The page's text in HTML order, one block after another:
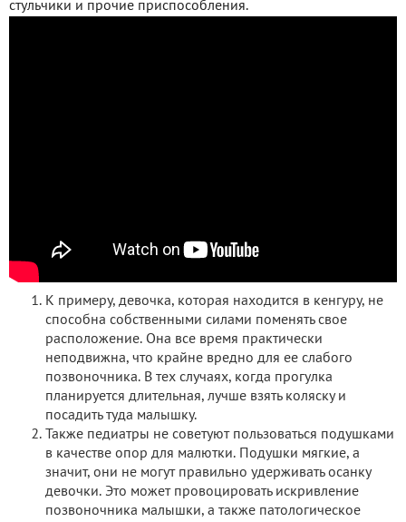
стульчики и прочие приспособления.
К примеру, девочка, которая находится в кенгуру, не
способна собственными силами поменять свое
расположение. Она все время практически
неподвижна, что крайне вредно для ее слабого
позвоночника. В тех случаях, когда прогулка
планируется длительная, лучше взять коляску и
посадить туда малышку.
Также педиатры не советуют пользоваться подушками
в качестве опор для малютки. Подушки мягкие, а
значит, они не могут правильно удерживать осанку
девочки. Это может провоцировать искривление
позвоночника малышки, а также патологическое